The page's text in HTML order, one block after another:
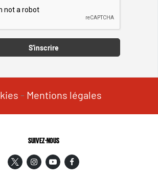
S'inscrire
- Mentions légales
SUIVEZ-NOUS